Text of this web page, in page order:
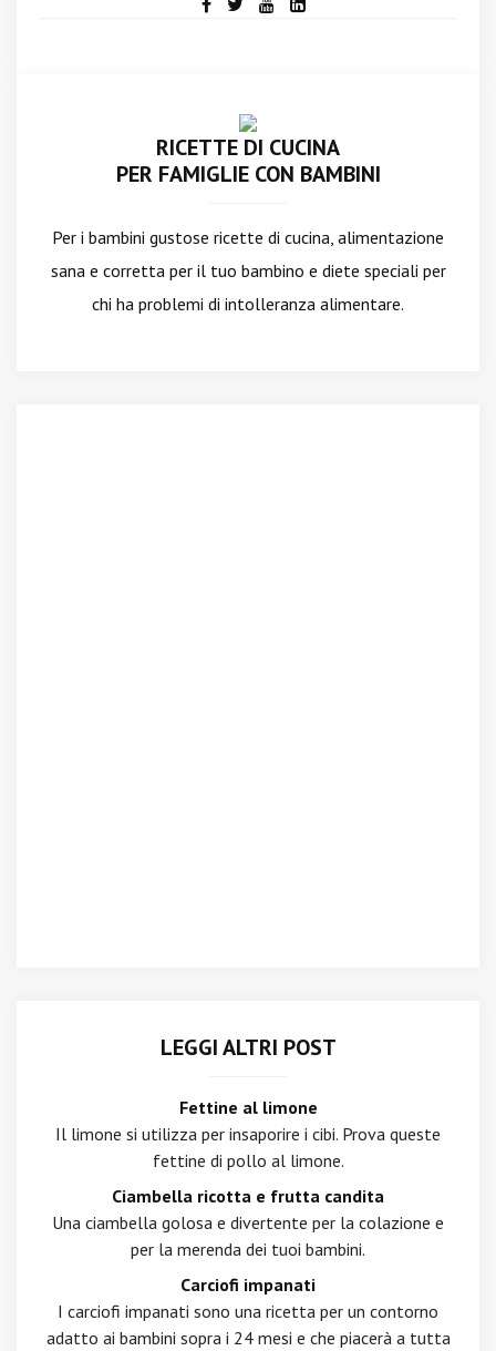
RICETTE DI CUCINA
PER FAMIGLIE CON BAMBINI
Per i bambini gustose ricette di cucina, alimentazione
sana e corretta per il tuo bambino e diete speciali per
chi ha problemi di intolleranza alimentare.
LEGGI ALTRI POST
Fettine al limone
Il limone si utilizza per insaporire i cibi. Prova queste
fettine di pollo al limone.
Ciambella ricotta e frutta candita
Una ciambella golosa e divertente per la colazione e
per la merenda dei tuoi bambini.
Carciofi impanati
I carciofi impanati sono una ricetta per un contorno
adatto ai bambini sopra i 24 mesi e che piacerà a tutta